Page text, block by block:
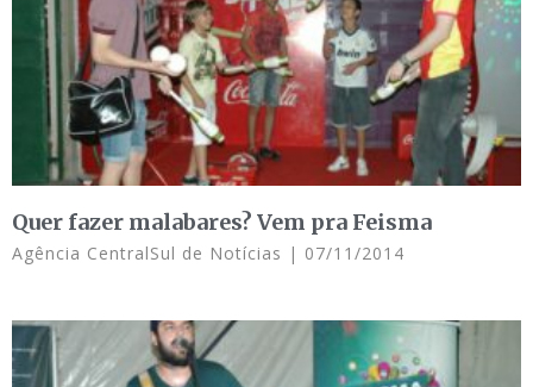
Quer fazer malabares? Vem pra Feisma
Agência CentralSul de Notícias 07/11/2014